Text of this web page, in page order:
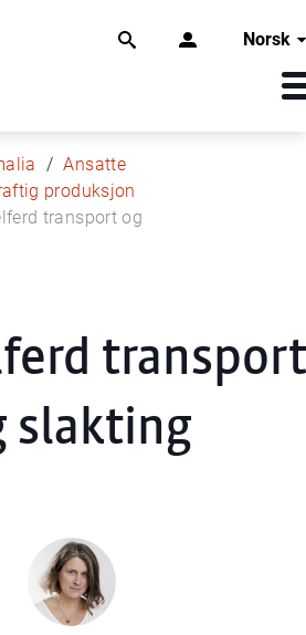
Norsk
Ansatte
produksjon
transport og
transport
slakting